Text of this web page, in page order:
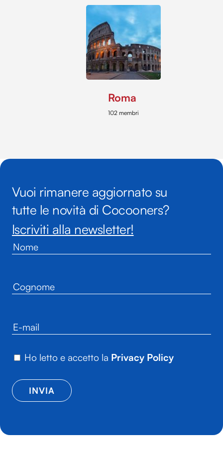
Roma
102 membri
Vuoi rimanere aggiornato su
tutte le novità di Cocooners?
Iscriviti alla newsletter!
Ho letto e accetto la Privacy Policy